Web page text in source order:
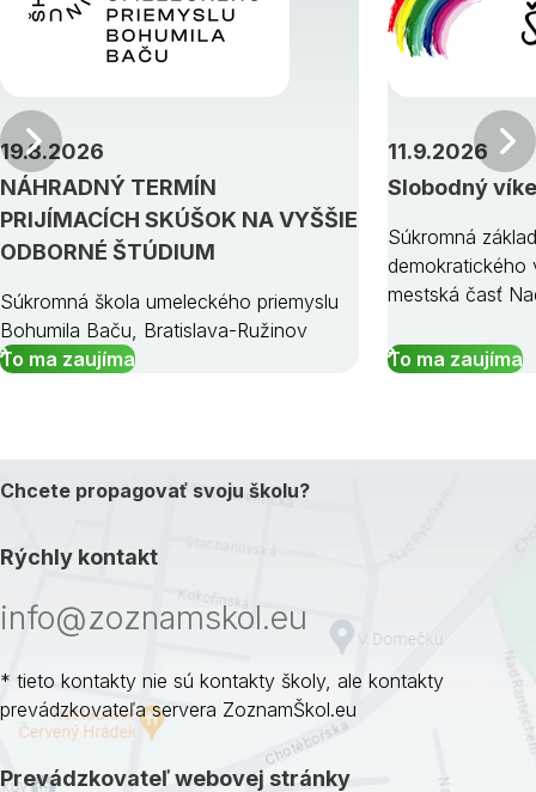
NÁHRADNÝ TERMÍN
PRIJÍMACÍCH SKÚŠOK NA VYŠŠIE
ODBORNÉ ŠTÚDIUM
19.8.2026
Súkromná škola umeleckého priemyslu
Bohumila Baču, Bratislava-Ružinov
To ma zaujíma
Slobodný
11.9.2026
Súkromná
demokratického
mestská časť
To ma zaujíma
Predchádzajúci
Chcete propagovať svoju školu?
Rýchly kontakt
info@zoznamskol.eu
* tieto kontakty nie sú kontakty školy, ale kontakty
prevádzkovateľa servera ZoznamŠkol.eu
Prevádzkovateľ webovej stránky